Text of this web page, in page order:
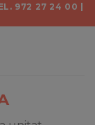
972 27 24 00 |